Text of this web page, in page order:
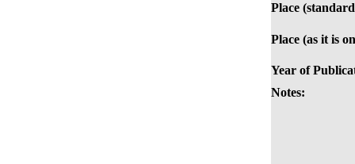
Place
Place (as it is
Year of
Notes: